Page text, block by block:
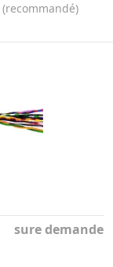
(recommandé)
sure demande